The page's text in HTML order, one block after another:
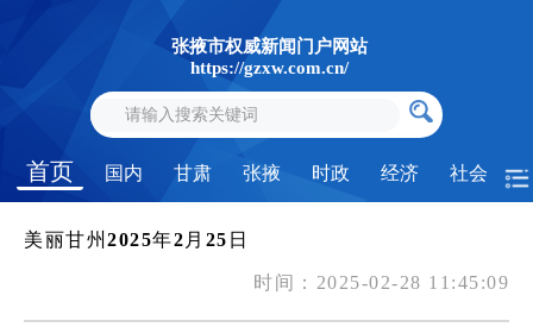
张掖市权威新闻门户网站
https://gzxw.com.cn/
首页 国内 甘肃 张掖 时政 经济 社会
美丽甘州2025年2月25日
时间：2025-02-28 11:45:09